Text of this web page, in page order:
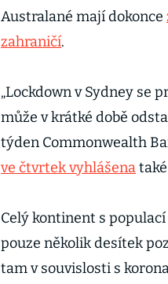
Australané mají dokonce
zahraničí.
„Lockdown v Sydney se
může v krátké době
týden Commonwealth
ve čtvrtek vyhlášena
Celý kontinent s
pouze několik desítek
tam v souvislosti s